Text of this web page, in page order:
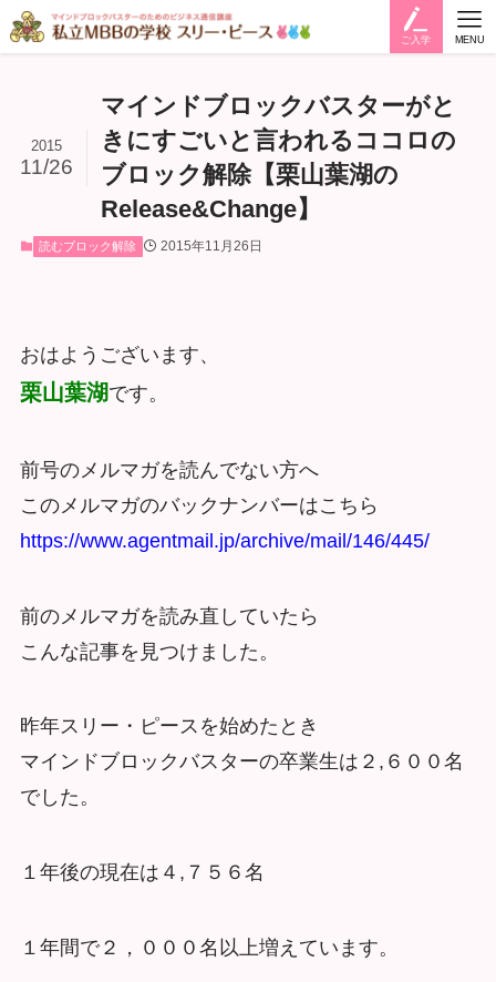
ご入学 MENU
マインドブロックバスターがと
きにすごいと言われるココロの
ブロック解除【栗山葉湖の
Release&Change】
2015
11/26
読むブロック解除 2015年11月26日
おはようございます、
栗山葉湖です。
前号のメルマガを読んでない方へ
このメルマガのバックナンバーはこちら
https://www.agentmail.jp/archive/mail/146/445/
前のメルマガを読み直していたら
こんな記事を見つけました。
昨年スリー・ピースを始めたとき
マインドブロックバスターの卒業生は２,６００名
でした。
１年後の現在は４,７５６名
１年間で２，０００名以上増えています。